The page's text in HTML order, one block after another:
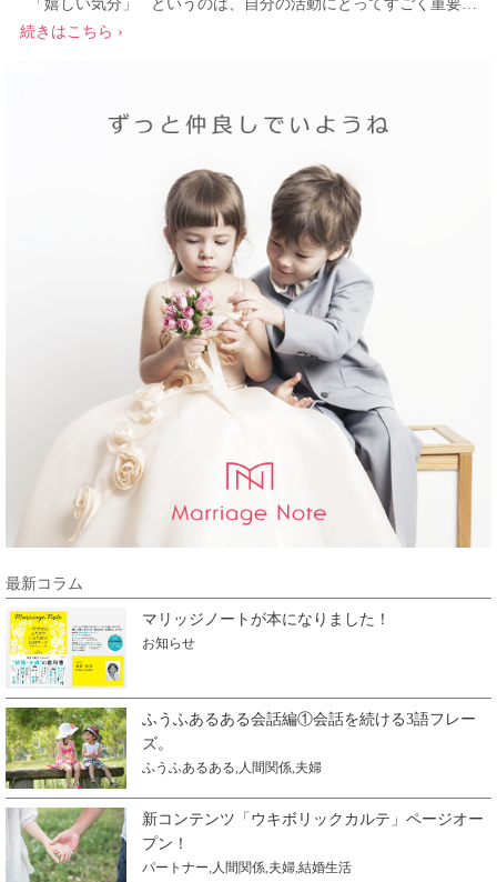
「嬉しい気分」 というのは、自分の活動にとってすごく重要…
続きはこちら ›
最新コラム
マリッジノートが本になりました！
お知らせ
ふうふあるある会話編①会話を続ける3語フレー
ズ。
ふうふあるある, 人間関係,夫婦
新コンテンツ「ウキボリックカルテ」ページオー
プン！
パートナー, 人間関係,夫婦,結婚生活